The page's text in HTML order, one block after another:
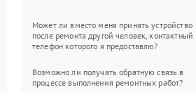
Может ли вместо меня принять устройство
после ремонта другой человек, контактный
телефон которого я предоставлю?
Возможно ли получать обратную связь в
процессе выполнения ремонтных работ?